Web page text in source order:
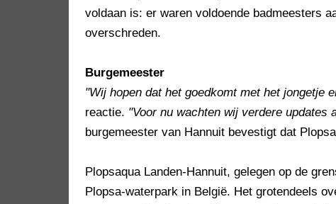
voldaan is: er waren voldoende badmeesters
overschreden.
Burgemeester
"Wij hopen dat het goedkomt met het jongetje
reactie. "Voor nu wachten wij verdere updates
burgemeester van Hannuit bevestigt dat
Plopsaqua Landen-Hannuit, gelegen op de
Plopsa-waterpark in België. Het grotendeels